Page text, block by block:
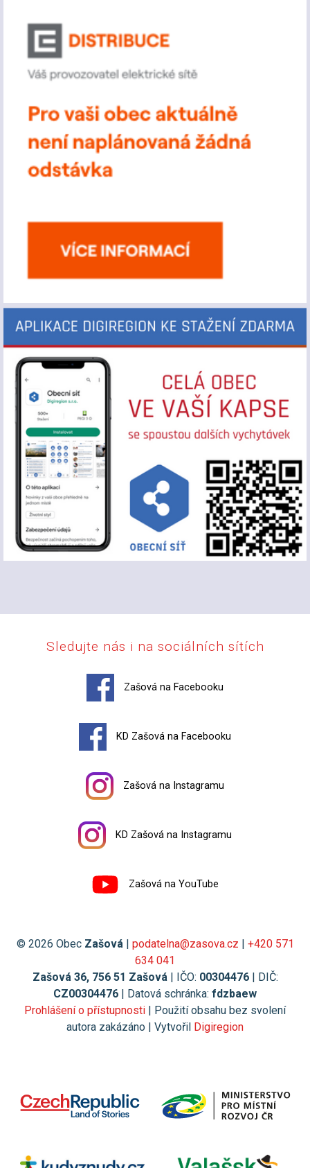
Sledujte nás i na sociálních sítích
Zašová na Facebooku
KD Zašová na Facebooku
Zašová na Instagramu
KD Zašová na Instagramu
Zašová na YouTube
© 2026 Obec Zašová | podatelna@zasova.cz | +420 571
634 041
Zašová 36, 756 51 Zašová | IČO: 00304476| DIČ:
CZ00304476 | Datová schránka: fdzbaew
Prohlášení o přístupnosti | Použití obsahu bez svolení
autora zakázáno | Vytvořil Digiregion